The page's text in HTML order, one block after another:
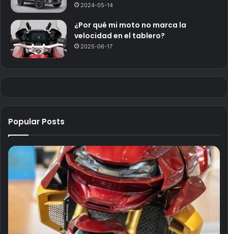
2024-05-14
¿Por qué mi moto no marca la
velocidad en el tablero?
2025-06-17
Popular Posts